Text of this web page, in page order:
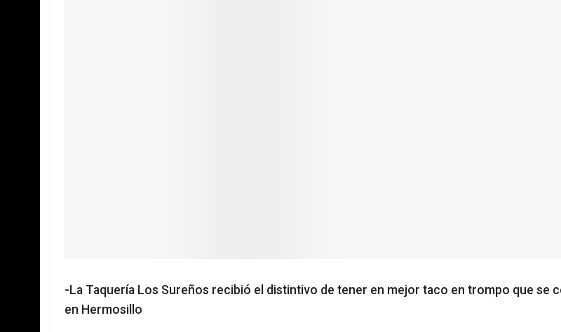
-La Taquería Los Sureños recibió el distintivo de tener en mejor taco en trompo que se
en Hermosillo